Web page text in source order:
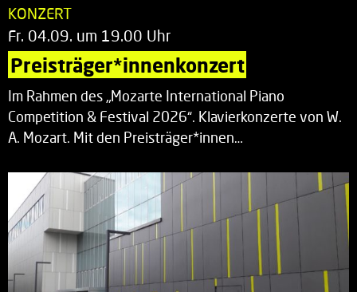
KONZERT
Fr. 04.09. um 19.00 Uhr
Preisträger*innenkonzert
Im Rahmen des „Mozarte International Piano
Competition & Festival 2026“. Klavierkonzerte von W.
A. Mozart. Mit den Preisträger*innen…